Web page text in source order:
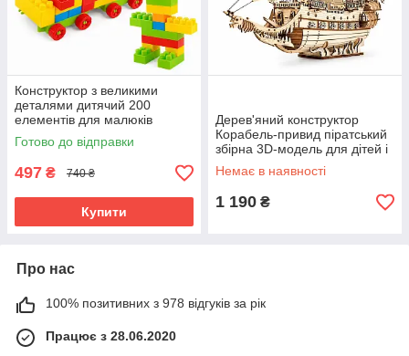
Конструктор з великими
деталями дитячий 200
елементів для малюків
блоковий (61218)
Готово до відправки
497 ₴ 740 ₴
Купити
Дерев'яний конструктор
Корабель-привид піратський
збірна 3D-модель для дітей і
дорослих (61006)
Немає в наявності
1 190 ₴
Про нас
100% позитивних з 978 відгуків за рік
Працює з 28.06.2020